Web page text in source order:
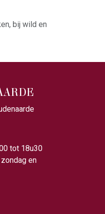
bij wild en
tot 18u30
en